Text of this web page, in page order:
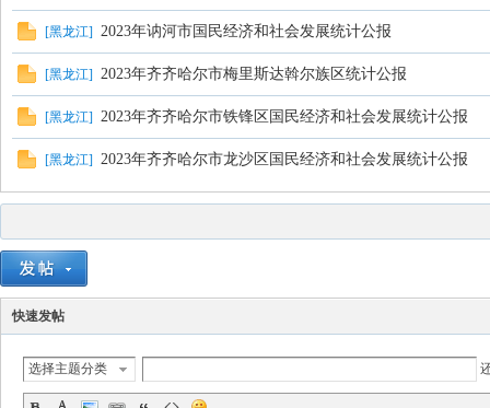
[黑龙江] 2023年讷河市国民经济和社会发展统计公报
[黑龙江] 2023年齐齐哈尔市梅里斯达斡尔族区统计公报
[黑龙江] 2023年齐齐哈尔市铁锋区国民经济和社会发展统计公报
[黑龙江] 2023年齐齐哈尔市龙沙区国民经济和社会发展统计公报
快速发帖
选择主题分类